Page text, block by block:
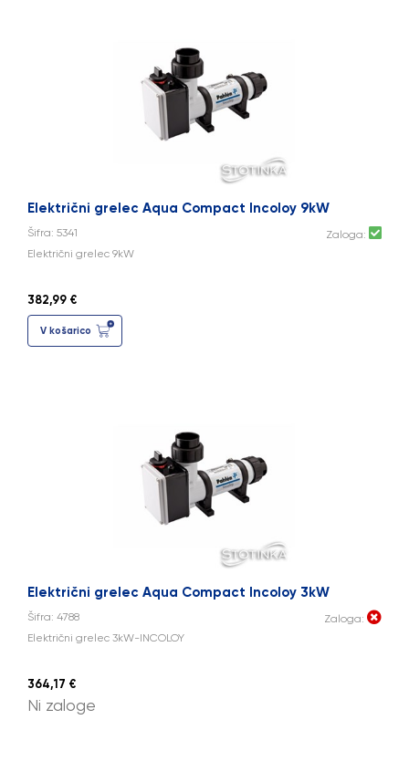
Električni grelec Aqua Compact Incoloy 9kW
Šifra: 5341
Zaloga:
Električni grelec 9kW
382,99 €
V košarico
Električni grelec Aqua Compact Incoloy 3kW
Šifra: 4788
Zaloga:
Električni grelec 3kW-INCOLOY
364,17 €
Ni zaloge